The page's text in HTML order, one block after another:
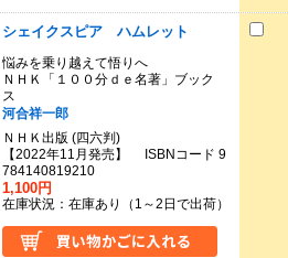
シェイクスピア ハムレット
悩みを乗り越えて悟りへ
ＮＨＫ「１００分ｄｅ名著」ブック
ス
河合祥一郎
ＮＨＫ出版 (四六判)
【2022年11月発売】 ISBNコード 9
784140819210
1,100円
在庫状況：在庫あり（1～2日で出荷）